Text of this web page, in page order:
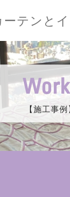
テンと
【施工事例